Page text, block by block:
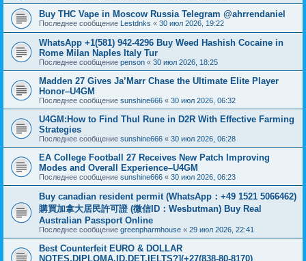
Buy THC Vape in Moscow Russia Telegram @ahrrendaniel
Последнее сообщение Lestdnks « 30 июл 2026, 19:22
WhatsApp +1(581) 942-4296 Buy Weed Hashish Cocaine in
Rome Milan Naples Italy Tur
Последнее сообщение penson « 30 июл 2026, 18:25
Madden 27 Gives Ja’Marr Chase the Ultimate Elite Player
Honor–U4GM
Последнее сообщение sunshine666 « 30 июл 2026, 06:32
U4GM:How to Find Thul Rune in D2R With Effective Farming
Strategies
Последнее сообщение sunshine666 « 30 июл 2026, 06:28
EA College Football 27 Receives New Patch Improving
Modes and Overall Experience–U4GM
Последнее сообщение sunshine666 « 30 июл 2026, 06:23
Buy canadian resident permit (WhatsApp：+49 1521 5066462)
購買加拿大居民許可證 (微信ID：Wesbutman) Buy Real
Australian Passport Online
Последнее сообщение greenpharmhouse « 29 июл 2026, 22:41
Best Counterfeit EURO & DOLLAR
NOTES,DIPLOMA,ID.DET,IELTS?](+27(838-80-8170)